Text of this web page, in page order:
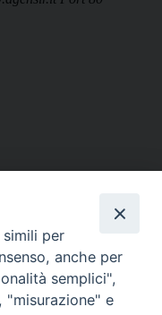
DI ALBANO
06.9323844
per
anche per
semplici",
"misurazione" e